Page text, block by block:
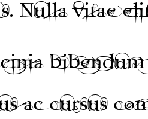
Nulla vitae
ac cursus